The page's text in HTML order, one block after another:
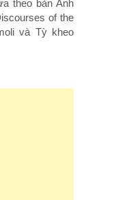
theo bản Anh
of the
và Tỳ kheo